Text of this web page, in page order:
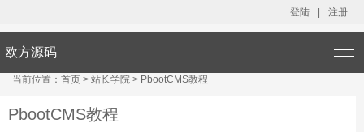
登陆 注册
欧方源码
当前位置： 首页 > 站长学院 > PbootCMS教程
PbootCMS教程